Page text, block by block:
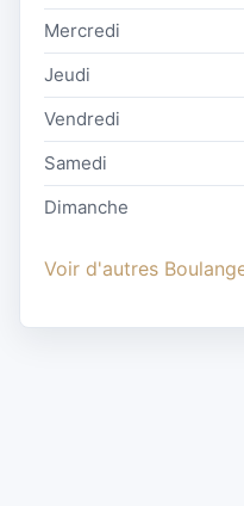
Mercredi
Jeudi
Vendredi
Samedi
Dimanche
Voir d'autres